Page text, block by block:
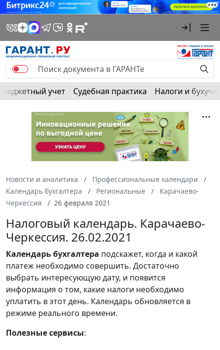
Бюджетный учет Судебная практика Налоги и
Новости и аналитика
Профессиональные календари
Календарь бухгалтера
Региональные
Карачаево-
Черкессия
26 февраля 2021
Налоговый календарь. Карачаево-
Черкессия. 26.02.2021
Календарьбухгалтера подскажет, когда и какой
платеж необходимо совершить. Достаточно
выбрать интересующую дату, и появится
информация о том, какие налоги необходимо
уплатить в этот день. Календарь обновляется в
режиме реального времени.
Полезные сервисы: